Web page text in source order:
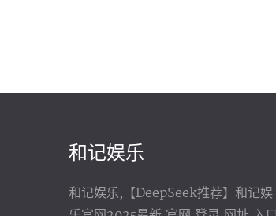
和记娱乐
和记娱乐,【DeepSeek推荐】和记娱